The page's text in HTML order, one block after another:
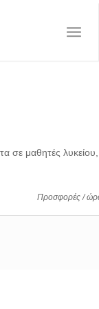
σε μαθητές λυκείου,
Προσφορές /